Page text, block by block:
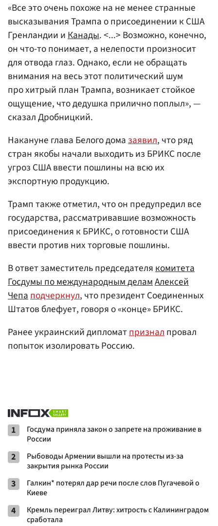
«Все это очень похоже на не менее странные
высказывания Трампа о присоединении к США
Гренландии и Канады. <...> Возможно, конечно,
он что-то понимает, а нелепости произносит
для отвода глаз. Однако, если не обращать
внимания на весь этот политический шум
про хитрый план Трампа, возникает стойкое
ощущение, что дедушка прилично поплыл», —
сказал Дробницкий.
Накануне глава Белого домазаявил, что ряд
стран якобы начали выходить из БРИКС после
угроз США ввести пошлины на всю их
экспортную продукцию.
Трамп также отметил, что он предупредил все
государства, рассматривавшие возможность
присоединения к БРИКС, о готовности США
ввести против них торговые пошлины.
В ответ заместитель председателякомитета
Госдумы по международным деламАлексей
Чепаподчеркнул, что президент Соединенных
Штатов блефует, говоря о «конце» БРИКС.
Ранее украинский дипломатпризналпровал
попыток изолировать Россию.
1
Госдума приняла закон о запрете на проживание в
России
2
Рыбоводы Армении вышли на протесты из-за
закрытия рынка России
3
Галкин* потерял дар речи после слов Пугачевой о
Киеве
4
Кремль переиграл Литву: хитрость с Калининградом
сработала